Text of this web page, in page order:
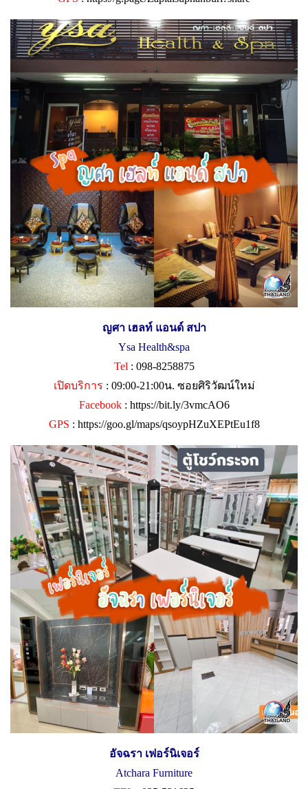
ญศา เฮลท์ แอนด์ สปา
Ysa Health&spa
Tel : 098-8258875
เปิดบริการ : 09:00-21:00น. ซอยศิริวัฒน์ใหม่
Facebook: https://bit.ly/3vmcAO6
GPS : https://goo.gl/maps/qsoypHZuXEPtEu1f8
อัจฉรา เฟอร์นิเจอร์
Atchara Furniture